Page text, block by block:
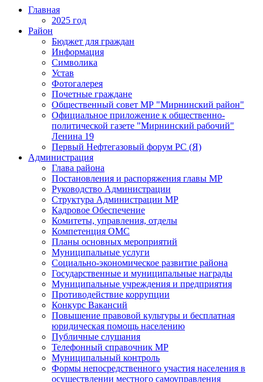
Главная
2025 год
Район
Бюджет для граждан
Информация
Символика
Устав
Фотогалерея
Почетные граждане
Общественный совет МР "Мирнинский район"
Официальное приложение к общественно-
политической газете "Мирнинский рабочий"
Ленина 19
Первый Нефтегазовый форум РС (Я)
Администрация
Глава района
Постановления и распоряжения главы МР
Руководство Администрации
Структура Администрации МР
Кадровое Обеспечение
Комитеты, управления, отделы
Компетенция ОМС
Планы основных мероприятий
Муниципальные услуги
Социально-экономическое развитие района
Государственные и муниципальные награды
Муниципальные учреждения и предприятия
Противодействие коррупции
Конкурс Вакансий
Повышение правовой культуры и бесплатная
юридическая помощь населению
Публичные слушания
Телефонный справочник МР
Муниципальный контроль
Формы непосредственного участия населения в
осуществлении местного самоуправления